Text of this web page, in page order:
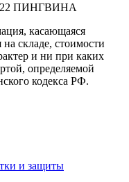
ПИНГВИНА
касающаяся
складе, стоимости
и ни при каких
определяемой
кодекса РФ.
и защиты